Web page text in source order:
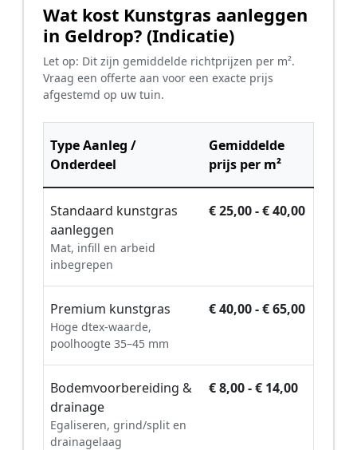
Wat kost Kunstgras aanleggen
in Geldrop? (Indicatie)
Let op: Dit zijn gemiddelde richtprijzen per m².
Vraag een offerte aan voor een exacte prijs
afgestemd op uw tuin.
Type Aanleg /
Onderdeel
Gemiddelde
prijs per m²
Standaard kunstgras
aanleggen
Mat, infill en arbeid
inbegrepen
€ 25,00 - € 40,00
Premium kunstgras
Hoge dtex-waarde,
poolhoogte 35–45 mm
€ 40,00 - € 65,00
Bodemvoorbereiding &
drainage
Egaliseren, grind/split en
drainagelaag
€ 8,00 - € 14,00